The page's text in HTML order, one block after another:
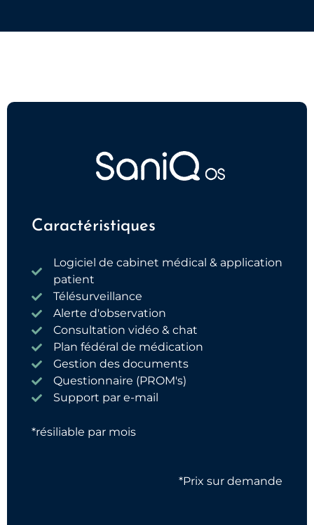
Caractéristiques
Logiciel de cabinet médical & application
patient
Télésurveillance
Alerte d'observation
Consultation vidéo & chat
Plan fédéral de médication
Gestion des documents
Questionnaire (PROM's)
Support par e-mail
*résiliable par mois
*Prix sur demande